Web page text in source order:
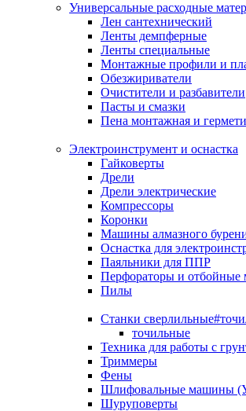
Универсальные расходные
Лен сантехнический
Ленты демпферные
Ленты специальные
Монтажные профили и
Обезжириватели
Очистители и разбавители
Пасты и смазки
Пена монтажная и
Электроинструмент и оснастка
Гайковерты
Дрели
Дрели электрические
Компрессоры
Коронки
Машины алмазного
Оснастка для
Паяльники для ППР
Перфораторы и отбойные
Пилы
Станки
точильные
Техника для работы с
Триммеры
Фены
Шлифовальные машины
Шуруповерты